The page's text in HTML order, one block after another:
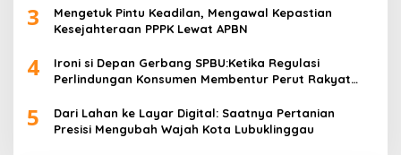
3
Mengetuk Pintu Keadilan, Mengawal Kepastian
Kesejahteraan PPPK Lewat APBN
4
Ironi si Depan Gerbang SPBU:Ketika Regulasi
Perlindungan Konsumen Membentur Perut Rakyat
5
Dari Lahan ke Layar Digital: Saatnya Pertanian
Presisi Mengubah Wajah Kota Lubuklinggau